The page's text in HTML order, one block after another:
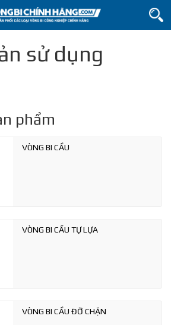
sử dụng
phẩm
VÒNG BI CẦU
VÒNG BI CẦU TỰ LỰA
VÒNG BI CẦU ĐỠ CHẶN